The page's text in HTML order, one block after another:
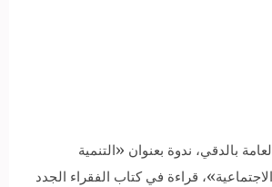
بالدقي، ندوة بعنوان «التنمية
الاجتماعية»، قراءة في كتاب الفقراء الجدد